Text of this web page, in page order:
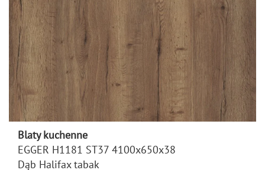
Blaty kuchenne
EGGER H1181 ST37 4100x650x38
Dąb Halifax tabak